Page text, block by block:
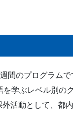
間のプログラムで
学ぶレベル別の
活動として、都